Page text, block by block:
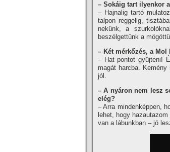
– Sokáig tart ilyenkor
– Hajnalig tartó
talpon reggelig,
nekünk, a
beszélgettünk a
– Két mérkőzés, a
– Hat pontot gyűjteni!
magát harcba.
jól.
– A nyáron nem lesz
elég?
– Arra mindenképpen,
lehet, hogy
van a lábunkban – jó